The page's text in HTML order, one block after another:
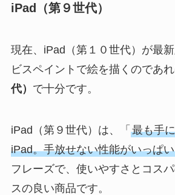
iPad（第９世代）
現在、iPad（第１０世代）が最
ビスペイントで絵を描くのであ
代） で十分です。
iPad（第９世代）は、「 最も手
iPad。手放せない性能がいっぱ
フレーズで、使いやすさとコス
スの良い商品です。